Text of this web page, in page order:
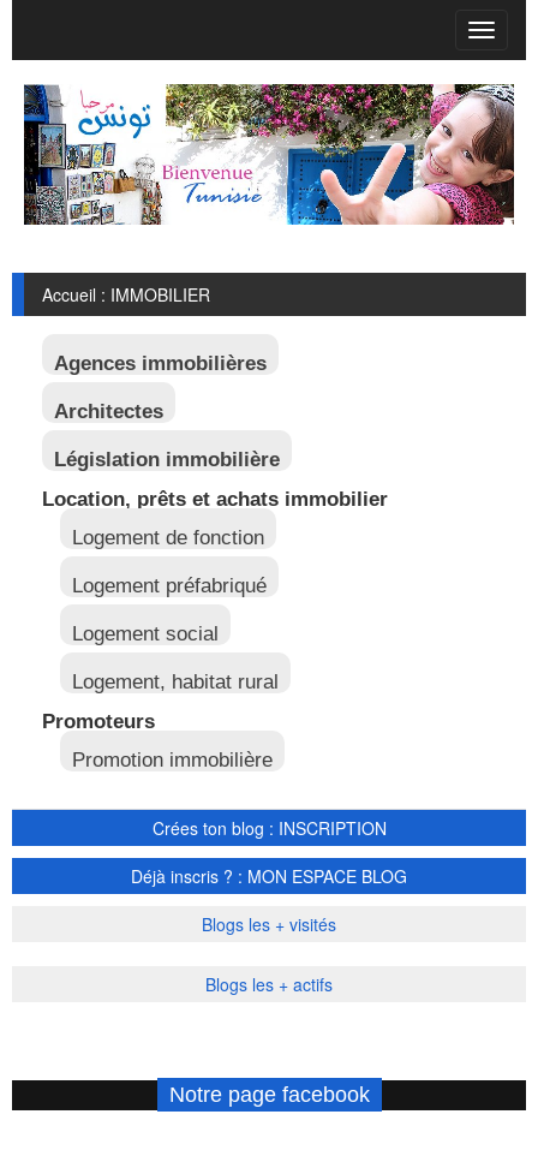
T
o
g
g
l
e
n
a
v
g
t
Accueil : IMMOBILIER
Agences immobilières
Architectes
Législation immobilière
Location, prêts et achats immobilier
Logement de fonction
Logement préfabriqué
Logement social
Logement, habitat rural
Promoteurs
Promotion immobilière
Crées ton blog : INSCRIPTION
Déjà inscris ? : MON ESPACE BLOG
Blogs les + visités
Blogs les + actifs
Notre page facebook